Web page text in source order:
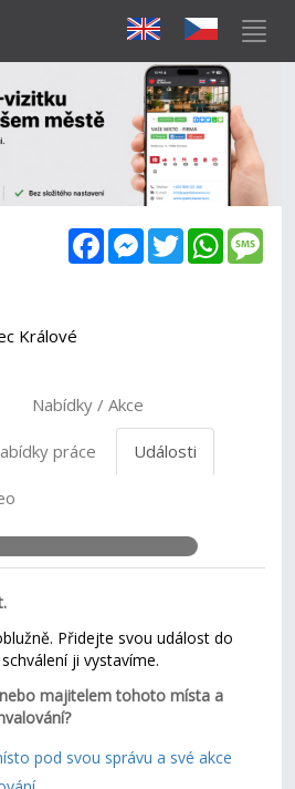
FacebookMessenger
Twitter
Králové
Nabídky / Akce
práce Události
Přidejte svou událost do
ji vystavíme.
majitelem tohoto místa a
pod svou správu a své akce